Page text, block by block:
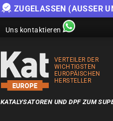
ZUGELASSEN (AUSSER
Uns kontaktieren
VERTEILER DER
WICHTIGSTEN
EUROPÄISCHEN
HERSTELLER
KATALYSATOREN UND DPF ZUM